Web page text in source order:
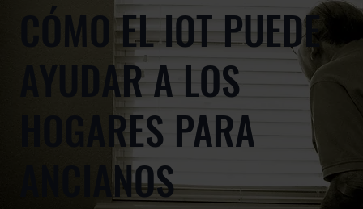
CÓMO EL IOT PUEDE
AYUDAR A LOS
HOGARES PARA
ANCIANOS